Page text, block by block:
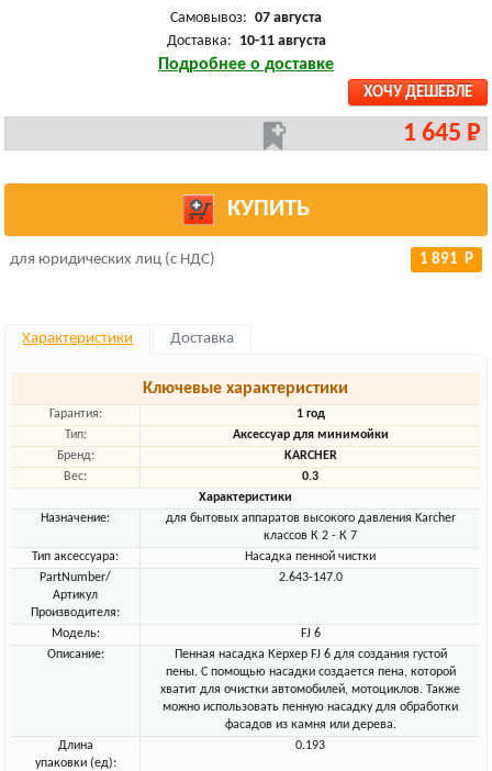
Самовывоз: 07 августа
Доставка: 10-11 августа
Подробнее о доставке
ХОЧУ ДЕШЕВЛЕ
1 645 Р
КУПИТЬ
для юридических лиц (с НДС) 1 891 Р
Характеристики Доставка
Ключевые характеристики
Гарантия:
1 год
Тип:
Аксессуар для минимойки
Бренд:
KARCHER
Вес:
0.3
Характеристики
Назначение:
для бытовых аппаратов высокого давления Karcher
классов К 2 - К 7
Тип аксессуара:
Насадка пенной чистки
PartNumber/
Артикул
Производителя:
2.643-147.0
Модель:
FJ 6
Описание:
Пенная насадка Керхер FJ 6 для создания густой
пены. С помощью насадки создается пена, которой
хватит для очистки автомобилей, мотоциклов. Также
можно использовать пенную насадку для обработки
фасадов из камня или дерева.
Длина
упаковки (ед):
0.193